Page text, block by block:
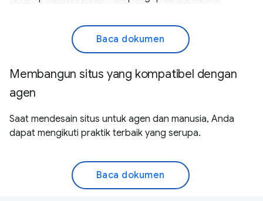
Baca dokumen
Membangun situs yang kompatibel dengan
agen
Saat mendesain situs untuk agen dan manusia, Anda
dapat mengikuti praktik terbaik yang serupa.
Baca dokumen